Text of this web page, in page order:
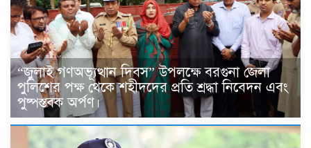
“জুলাই গণঅভ্যূত্থান দিবস” উপলক্ষে বরগুনা জেলা
পুলিশের পক্ষ থেকে শহীদদের প্রতি শ্রদ্ধা নিবেদন এবং
পুষ্পস্তবক অর্পণ।